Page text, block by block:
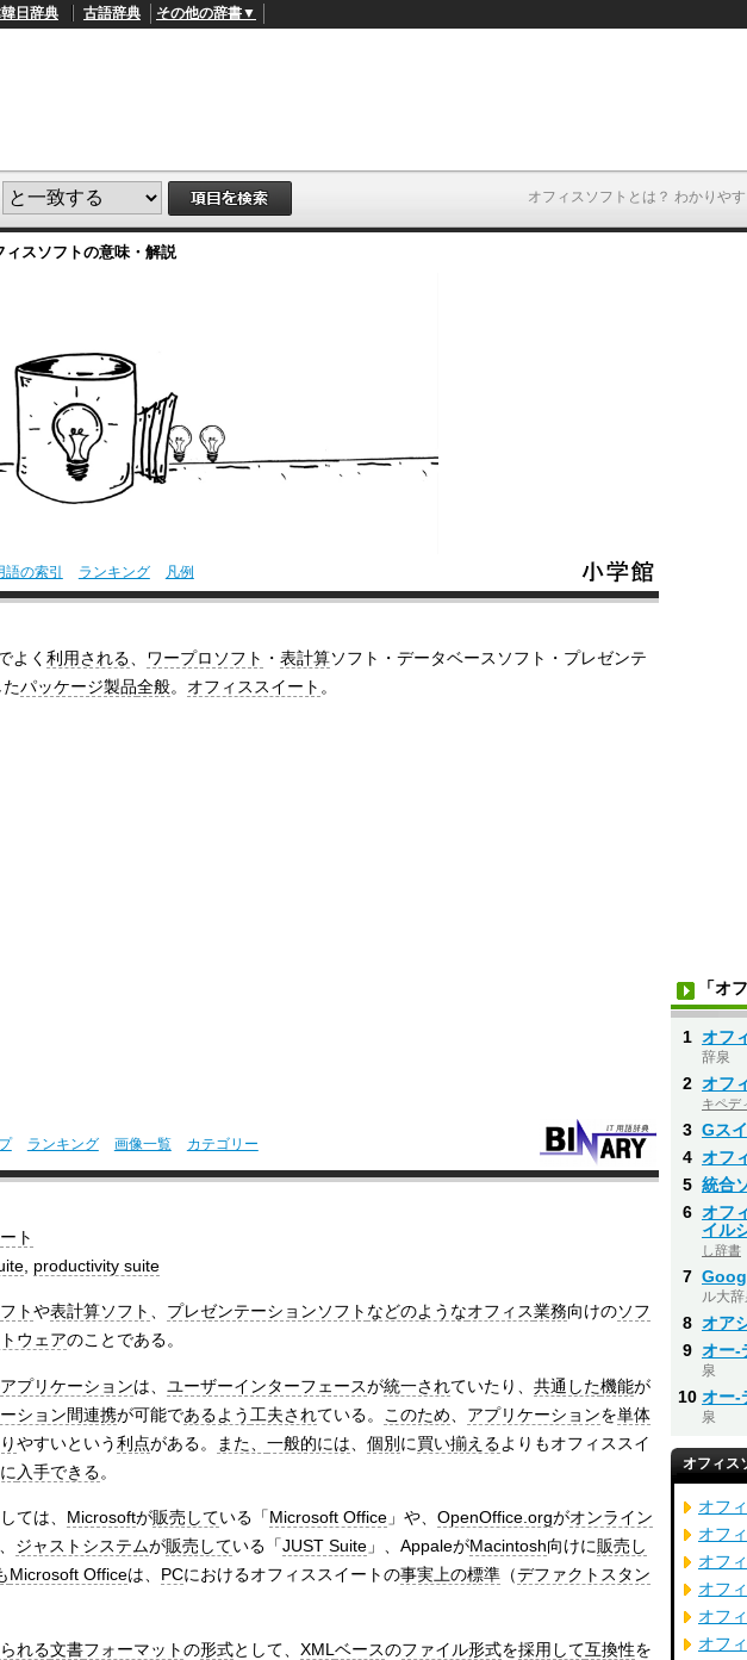
オフィスソフトとは？ わかりや
韓日辞典 古語辞典 その他の辞書▼
ィスソフトの意味・解説
語の索引 ランキング 凡例
よく利用される ワープロソフト ・表計算ソフト・データベースソフト・プレゼンテ
たパッケージ製品全般。 オフィススイート 。
ランキング 画像一覧 カテゴリー
ト
, productivity suite
トや表計算ソフト 、 プレゼンテーションソフト などのようなオフィス業務向けのソフ
ウェアのことである。
アプリケーションは、 ユーザーインターフェースが統一されていたり、 共通した機能が
ション間連携が可能であるよう 工夫されている。 このため アプリケーションを単体
やすいという利点がある。 また、 一般的には 個別 に買い揃えるよりもオフィススイ
入手できる。
ては、 Microsoftが販売している「Microsoft Office」や、 OpenOffice.orgがオンライン
ジャストシステムが販売している「JUST Suite」、AppaleがMacintosh向けに販売し
Microsoft Officeは、 PCにおけるオフィススイートの事実上の標準（デファクトスタン
れる文書フォーマットの形式として、 XML ベースのファイル形式を採用して互換性を
「オ
1 オフ
辞泉
2 オフ
キペデ
3 Gス
4 オフ
5 統合
6 オフ
イル
し辞書
7
ル大辞
8 オア
9 オー‐
泉
10 オー‐
泉
オフィス
オフ
オフ
オフ
オフ
オフ
オフ